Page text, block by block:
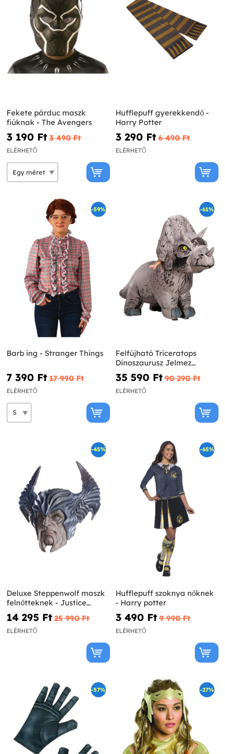
Fekete párduc maszk
fiúknak - The Avengers
3 190 Ft‎ 3 490 Ft‎
ELÉRHETŐ
Hufflepuff gyerekkendő -
Harry Potter
3 290 Ft‎ 6 490 Ft‎
ELÉRHETŐ
-59%
Barb ing - Stranger Things
7 390 Ft‎ 17 990 Ft‎
ELÉRHETŐ
-61%
Felfújható Triceratops
Dinoszaurusz Jelmez
Felnőtteknek - Jurassic
World
35 590 Ft‎ 90 290 Ft‎
ELÉRHETŐ
-45%
Deluxe Steppenwolf maszk
felnőtteknek - Justice
League
14 295 Ft‎ 25 990 Ft‎
ELÉRHETŐ
-65%
Hufflepuff szoknya nőknek
- Harry potter
3 490 Ft‎ 9 990 Ft‎
ELÉRHETŐ
-57% -27%